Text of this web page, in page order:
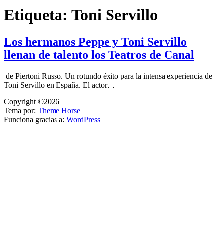
Etiqueta: Toni Servillo
Los hermanos Peppe y Toni Servillo
llenan de talento los Teatros de Canal
de Piertoni Russo. Un rotundo éxito para la intensa experiencia de
Toni Servillo en España. El actor…
Copyright ©2026
Tema por: Theme Horse
Funciona gracias a: WordPress